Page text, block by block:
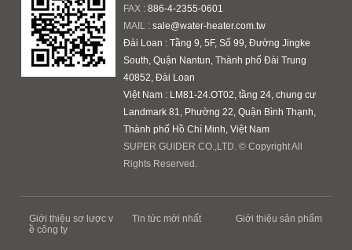
FAX :886-4-2355-0601
MAIL :sale@water-heater.com.tw
Đài Loan : Tầng 9, 5F, Số 99, Đường Jingke
South, Quận Nantun, Thành phố Đài Trung
40852, Đài Loan
Việt Nam : LM81-24.OT02, tầng 24, chung cư
Landmark 81, Phường 22, Quận Bình Thạnh,
Thành phố Hồ Chí Minh, Việt Nam
SUPER GUIDER CO.,LTD. © Copyright All
Rights Reserved.
Giới thiệu sơ lược v
ề công ty
Tin tức mới nhất Giới thiệu sản phẩm